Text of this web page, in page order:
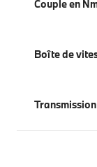
Couple en
Boîte de
Transmission